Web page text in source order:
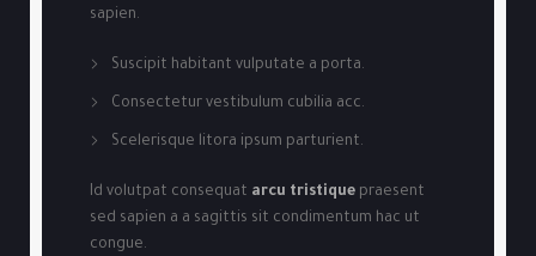
sapien.
Suscipit habitant vulputate a porta.
Consectetur vestibulum cubilia acc.
Scelerisque litora ipsum parturient.
Id volutpat consequat arcu tristique praesent
sed sapien a a sagittis sit condimentum hac ut
congue.